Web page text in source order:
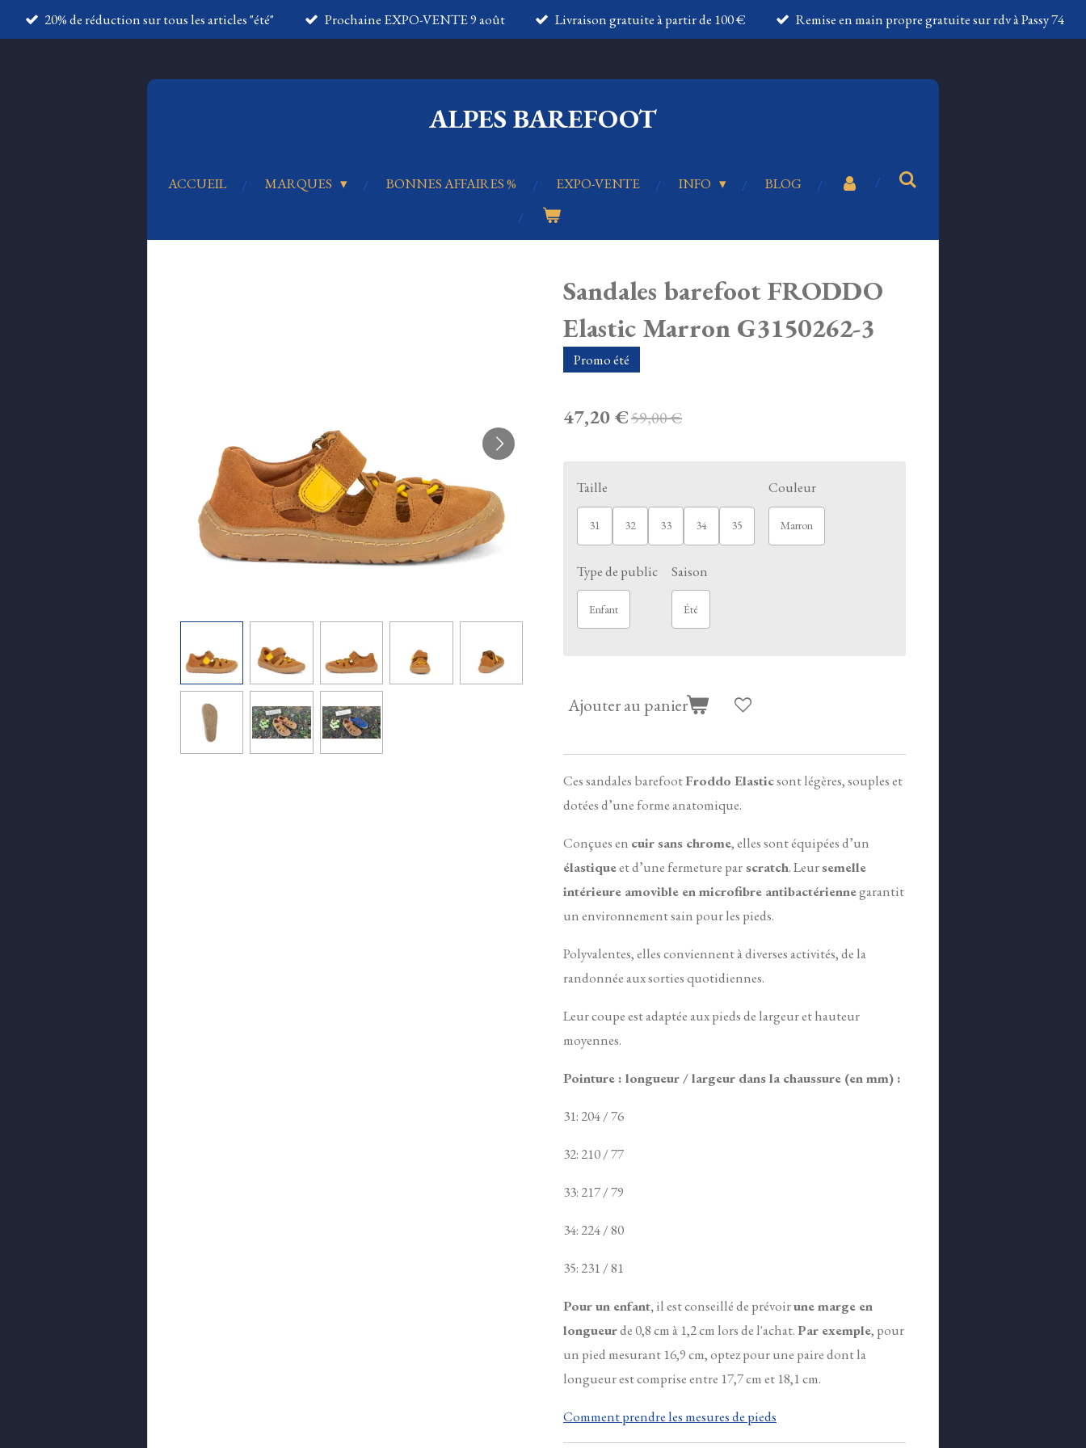
Passer
au
20% de réduction sur tous les articles "été" Prochaine EXPO-VENTE 9 août Livraison gratuite à partir de 100 € Remise en main propre gratuite sur rdv à Passy 74
ALPES BAREFOOT
ACCUEIL MARQUES BONNES AFFAIRES % EXPO-VENTE INFO BLOG
Sandales barefoot FRODDO
Elastic Marron G3150262-3
Promo été
47,20 €59,00 €
Taille
31 32 33 34 35
Couleur
Marron
Type de public
Enfant
Saison
Été
Ajouter au panier
Ces sandales barefootFroddo Elasticsont légères, souples et
dotées d’une forme anatomique.
Conçues en cuir sans chrome, elles sont équipées d’un
élastiqueet d’une fermeture parscratch. Leursemelle
intérieure amovible en microfibre antibactériennegarantit
un environnement sain pour les pieds.
Polyvalentes, elles conviennent à diverses activités, de la
randonnée aux sorties quotidiennes.
Leur coupe est adaptée aux pieds de largeur et hauteur
moyennes.
Pointure : longueur / largeur dans la chaussure (en mm) :
31: 204 / 76
32: 210 / 77
33: 217 / 79
34: 224 / 80
35: 231 / 81
Pour un enfant,il est conseillé de prévoirune marge en
longueurde 0,8 cm à 1,2 cm lors de l'achat.Par exemple, pour
un pied mesurant 16,9 cm, optez pour une paire dont la
longueur est comprise entre 17,7 cm et 18,1 cm.
Comment prendre les mesures de pieds